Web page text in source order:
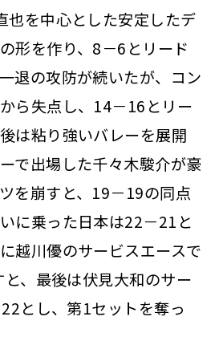
也を中心とした安定したデ
形を作り、8－6とリード
退の攻防が続いたが、コン
ら失点し、14－16とリー
は粘り強いバレーを展開
で出場した千々木駿介が豪
を崩すと、19－19の同点
に乗った日本は22－21と
越川優のサービスエースで
、最後は伏見大和のサー
とし、第1セットを奪っ